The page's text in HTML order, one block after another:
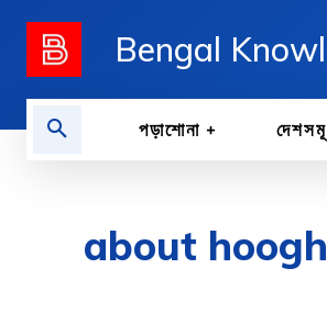
Bengal
পড়াশোনা
about